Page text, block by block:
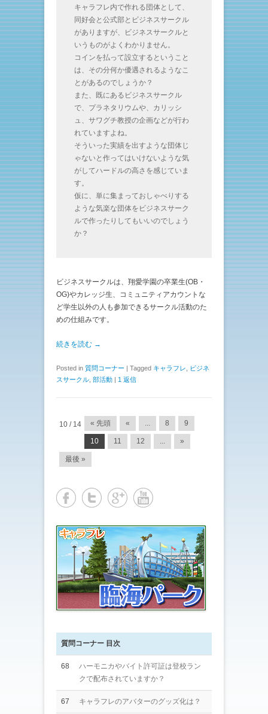
キャラフレ内で作れる団体として、
同好会と公式部とビジネスサークル
がありますが、ビジネスサークルと
いうものがよくわかりません。
コインを払って設立するということ
は、その分何か優遇されるようなこ
とがあるのでしょうか？
また、既にあるビジネスサークル
で、プラネタリウムや、カリッシ
ュ、サワグチ教授の企画などが行わ
れていますよね。
そういった実績を出すような団体じ
ゃないと作ってはいけないような気
がしてハードルの高さを感じていま
す。
仮に、単に集まっておしゃべりする
ような気楽な団体をビジネスサーク
ルで作ったりしてもいいのでしょう
か？
ビジネスサークルは、翔愛学園の卒業生(OB・
OG)やカレッジ生、コミュニティアカウントな
ど学生以外の人も参加できるサークル活動のた
めの仕組みです。
続きを読む →
Posted in 質問コーナー Tagged キャラフレ
ビジネ
スサークル 部活動 1 返信
投稿ナビゲーション
10 / 14 « 先頭 « ... 8 9
10 11 12 ... »
最後 »
質問コーナー 目次
68
ハーモニカやバイト許可証は登校ラン
クで配布されていますか？
67 キャラフレのアバターのグッズ化は？